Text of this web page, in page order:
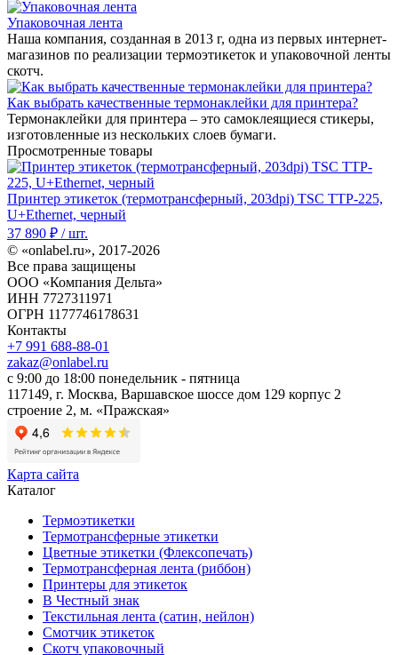
Упаковочная лента
Наша компания, созданная в 2013 г, одна из первых интернет-
магазинов по реализации термоэтикеток и упаковочной ленты
скотч.
Как выбрать качественные термонаклейки для принтера?
Термонаклейки для принтера – это самоклеящиеся стикеры,
изготовленные из нескольких слоев бумаги.
Просмотренные товары
Принтер этикеток (термотрансферный, 203dpi) TSC TТP-225,
U+Ethernet, черный
37 890 ₽ / шт.
© «onlabel.ru», 2017-2026
Все права защищены
ООО «Компания Дельта»
ИНН 7727311971
ОГРН 1177746178631
Контакты
+7 991 688-88-01
zakaz@onlabel.ru
с 9:00 до 18:00 понедельник - пятница
117149, г. Москва, Варшавское шоссе дом 129 корпус 2
строение 2, м. «Пражская»
Карта сайта
Каталог
Термоэтикетки
Термотрансферные этикетки
Цветные этикетки (Флексопечать)
Термотрансферная лента (риббон)
Принтеры для этикеток
В Честный знак
Текстильная лента (сатин, нейлон)
Смотчик этикеток
Скотч упаковочный